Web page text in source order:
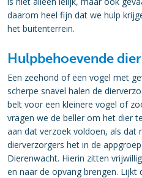
daarom heel fijn dat we hulp
het buitenterrein.
Hulpbehoevende
Een zeehond of een vogel met
scherpe snavel halen de
belt voor een kleinere vogel of
vragen we de beller om het dier
aan dat verzoek voldoen, als dat
dierverzorgers het in de
Dierenwacht. Hierin zitten
en naar de opvang brengen.